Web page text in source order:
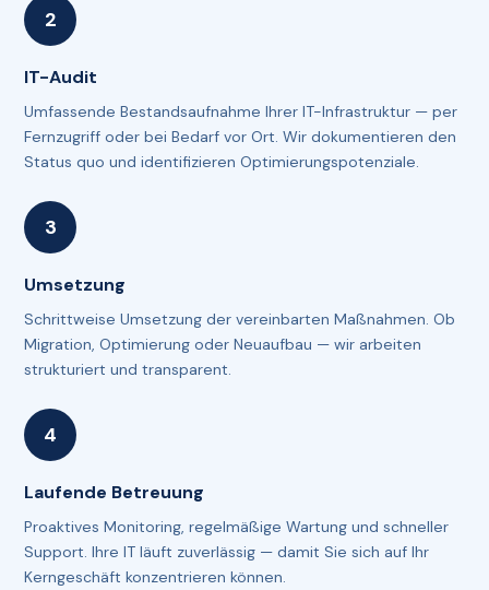
IT-Audit
Umfassende Bestandsaufnahme Ihrer IT-Infrastruktur — per
Fernzugriff oder bei Bedarf vor Ort. Wir dokumentieren den
Status quo und identifizieren Optimierungspotenziale.
Umsetzung
Schrittweise Umsetzung der vereinbarten Maßnahmen. Ob
Migration, Optimierung oder Neuaufbau — wir arbeiten
strukturiert und transparent.
Laufende Betreuung
Proaktives Monitoring, regelmäßige Wartung und schneller
Support. Ihre IT läuft zuverlässig — damit Sie sich auf Ihr
Kerngeschäft konzentrieren können.